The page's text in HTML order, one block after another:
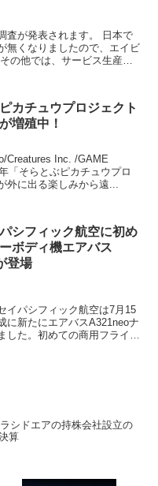
査が発表されます。 日本で
無くなりましたので、エイビ
の他では、サービス生産性
カチュウプロジェクト
増殖中！
Creatures Inc. /GAME
「そらとぶピカチュウプロ
外に出る楽しみから遠...
シフィック航空に初め
ボディ機エアバス
登場
パシフィック航空は7月15
に新たにエアバスA321neoナ
た。初めての商用フライト
シドエアの持株会社設立の
算